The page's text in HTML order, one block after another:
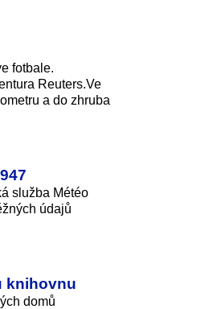
fotbale.
Reuters.Ve
a do zhruba
služba Météo
údajů
knihovnu
domů